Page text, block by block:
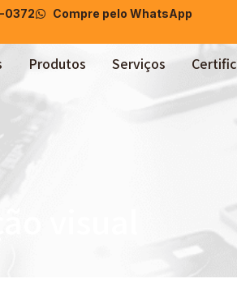
0372 Compre pelo WhatsApp
Produtos Serviços
visual